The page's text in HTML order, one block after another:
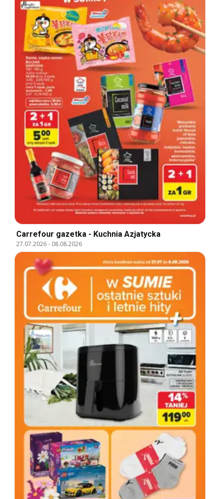
Carrefour gazetka - Kuchnia Azjatycka
27.07.2026- 08.08.2026